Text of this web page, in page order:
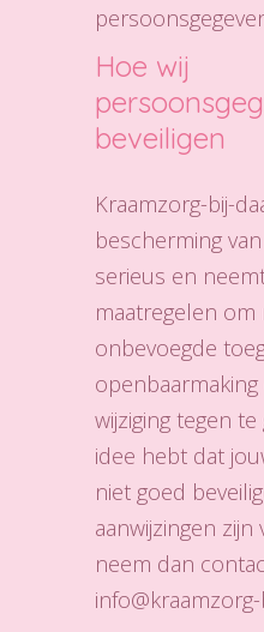
Hoe wij
beveiligen
Kraamzorg-bij-
bescherming
serieus en
maatregelen om
onbevoegde
wijziging tegen te
idee hebt dat
niet goed
aanwijzingen zijn
neem dan